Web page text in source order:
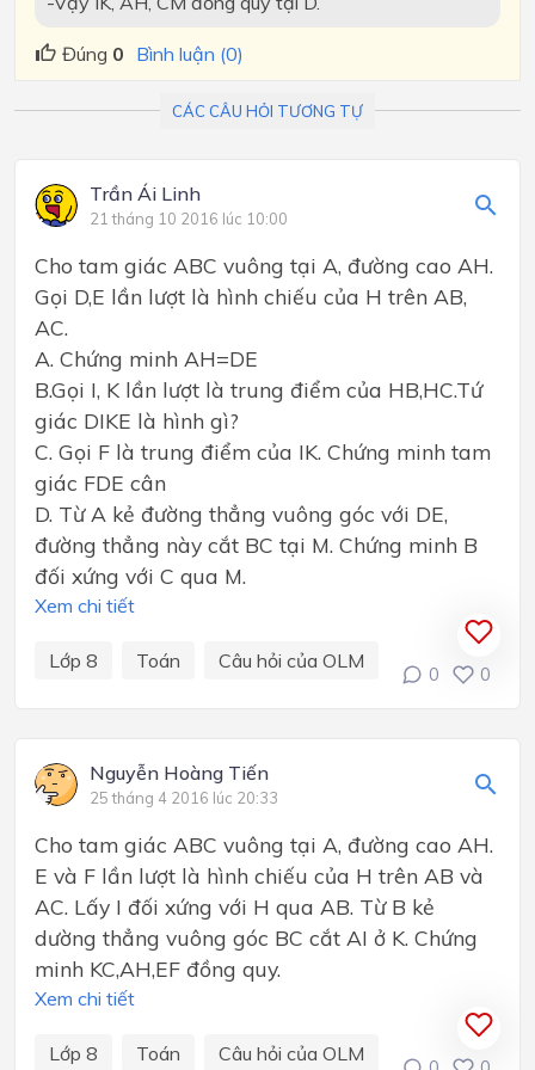
Đúng 0 Bình luận (0)
CÁC CÂU HỎI TƯƠNG TỰ
Trần Ái Linh
21 tháng 10 2016 lúc 10:00
Cho tam giác ABC vuông tại A, đường cao AH.
Gọi D,E lần lượt là hình chiếu của H trên AB,
AC.
A. Chứng minh AH=DE
B.Gọi I, K lần lượt là trung điểm của HB,HC.Tứ
giác DIKE là hình gì?
C. Gọi F là trung điểm của IK. Chứng minh tam
giác FDE cân
D. Từ A kẻ đường thẳng vuông góc với DE,
đường thẳng này cắt BC tại M. Chứng minh B
đối xứng với C qua M.
Xem chi tiết
Lớp 8 Toán Câu hỏi của OLM
0 0
Nguyễn Hoàng Tiến
25 tháng 4 2016 lúc 20:33
Cho tam giác ABC vuông tại A, đường cao AH.
E và F lần lượt là hình chiếu của H trên AB và
AC. Lấy I đối xứng với H qua AB. Từ B kẻ
dường thẳng vuông góc BC cắt AI ở K. Chứng
minh KC,AH,EF đồng quy.
Xem chi tiết
Lớp 8 Toán Câu hỏi của OLM